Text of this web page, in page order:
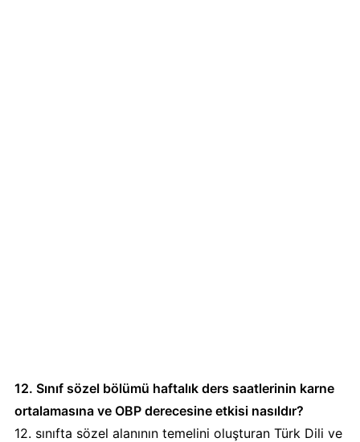
12. Sınıf sözel bölümü haftalık ders saatlerinin karne
ortalamasına ve OBP derecesine etkisi nasıldır?
12. sınıfta sözel alanının temelini oluşturan Türk Dili ve